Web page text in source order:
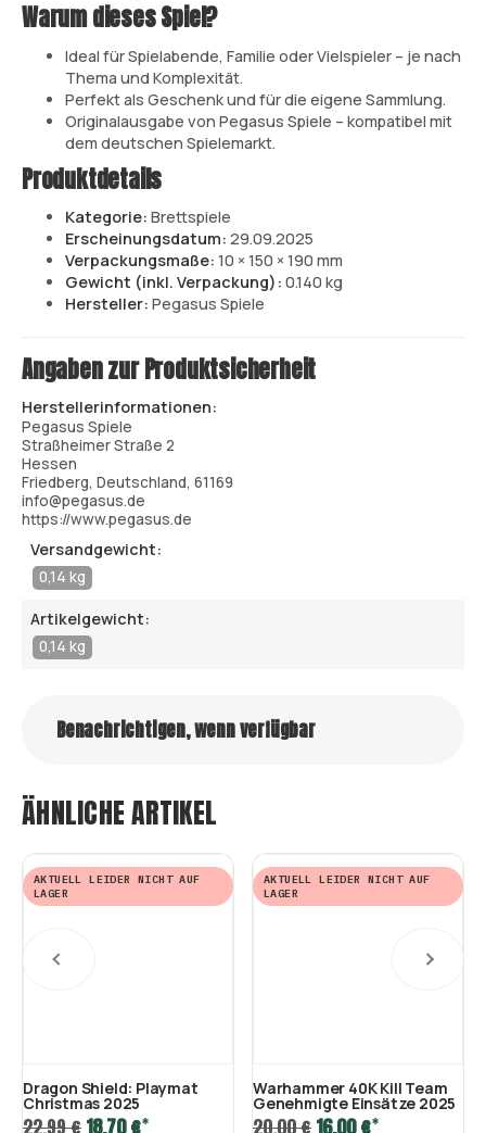
Warum dieses Spiel?
Ideal für Spielabende, Familie oder Vielspieler – je nach
Thema und Komplexität.
Perfekt als Geschenk und für die eigene Sammlung.
Originalausgabe von Pegasus Spiele – kompatibel mit
dem deutschen Spielemarkt.
Produktdetails
Kategorie: Brettspiele
Erscheinungsdatum: 29.09.2025
Verpackungsmaße: 10 × 150 × 190 mm
Gewicht (inkl. Verpackung): 0.140 kg
Hersteller: Pegasus Spiele
Angaben zur Produktsicherheit
Herstellerinformationen:
Pegasus Spiele
Straßheimer Straße 2
Hessen
Friedberg, Deutschland, 61169
info@pegasus.de
https://www.pegasus.de
Versandgewicht:
0,14 kg
Artikelgewicht:
0,14 kg
Benachrichtigen, wenn verfügbar
ÄHNLICHE ARTIKEL
AKTUELL LEIDER NICHT AUF
LAGER
Dragon Shield: Playmat
Christmas 2025
22,99 €18,70 €*
AKTUELL LEIDER NICHT AUF
LAGER
Warhammer 40K Kill Team
Genehmigte Einsätze 2025
20,00 €16,00 €*